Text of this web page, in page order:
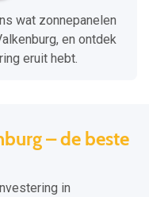
wat zonnepanelen
en ontdek
eruit hebt.
– de beste
in